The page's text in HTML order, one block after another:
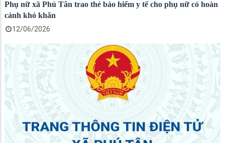
Phụ nữ xã Phú Tân trao thẻ bảo hiểm y tế cho phụ nữ có hoàn
cảnh khó khăn
12/06/2026